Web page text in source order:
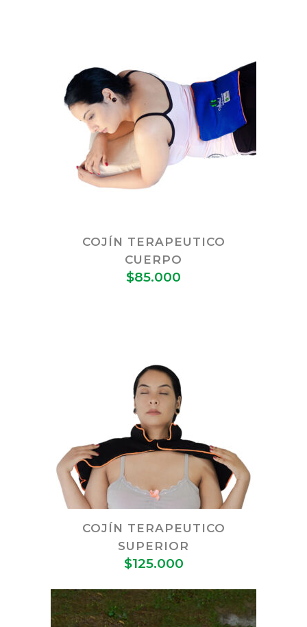
COJÍN TERAPEUTICO
CUERPO
$85.000
COJÍN TERAPEUTICO
SUPERIOR
$125.000